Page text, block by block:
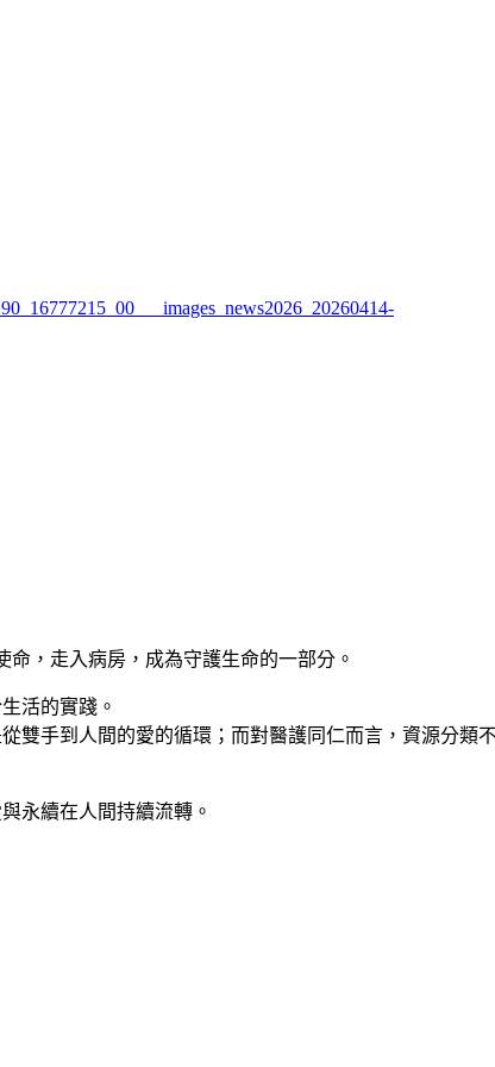
，走入病房，成為守護生命的一部分。
活的實踐。
雙手到人間的愛的循環；而對醫護同仁而言，資源分類
永續在人間持續流轉。